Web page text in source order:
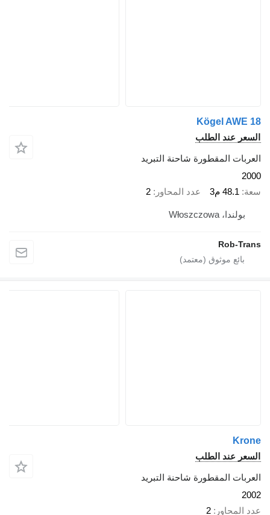
Kögel
عند الطلب
المقطورة شاحنة التبريد
48.1 م3 عدد المحاور 2
Rob-
عند الطلب
المقطورة شاحنة التبريد
2